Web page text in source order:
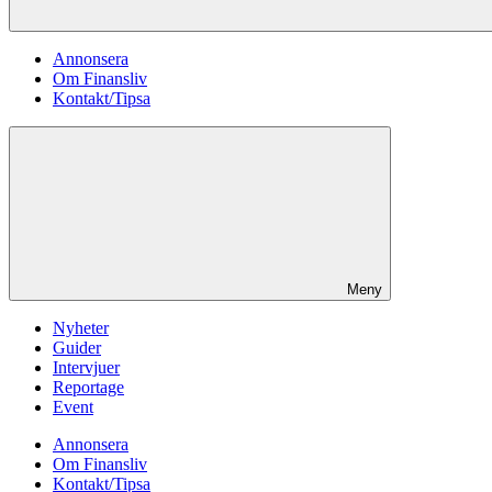
Annonsera
Om Finansliv
Kontakt/Tipsa
Meny
Nyheter
Guider
Intervjuer
Reportage
Event
Annonsera
Om Finansliv
Kontakt/Tipsa